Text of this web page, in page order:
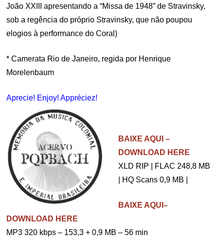
João XXIII apresentando a “Missa de 1948” de Stravinsky,
sob a regência do próprio Stravinsky, que não poupou
elogios à performance do Coral)
* Camerata Rio de Janeiro, regida por Henrique
Morelenbaum
Aprecie! Enjoy! Appréciez!
BAIXE AQUI –
DOWNLOAD HERE
XLD RIP | FLAC 248,8 MB
| HQ Scans 0,9 MB |
BAIXE AQUI–
DOWNLOAD HERE
MP3 320 kbps – 153,3 + 0,9 MB – 56 min